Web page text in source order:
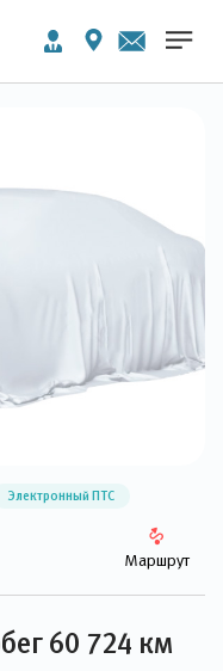
Электронный ПТС
Маршрут
60 724 км